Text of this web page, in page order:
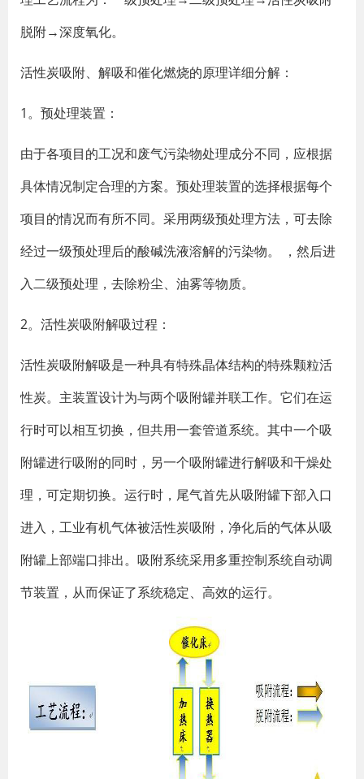
脱附→深度氧化。
活性炭吸附、解吸和催化燃烧的原理详细分解：
1。预处理装置：
由于各项目的工况和废气污染物处理成分不同，应根据
具体情况制定合理的方案。预处理装置的选择根据每个
项目的情况而有所不同。采用两级预处理方法，可去除
经过一级预处理后的酸碱洗液溶解的污染物。 ，然后进
入二级预处理，去除粉尘、油雾等物质。
2。活性炭吸附解吸过程：
活性炭吸附解吸是一种具有特殊晶体结构的特殊颗粒活
性炭。主装置设计为与两个吸附罐并联工作。它们在运
行时可以相互切换，但共用一套管道系统。其中一个吸
附罐进行吸附的同时，另一个吸附罐进行解吸和干燥处
理，可定期切换。运行时，尾气首先从吸附罐下部入口
进入，工业有机气体被活性炭吸附，净化后的气体从吸
附罐上部端口排出。吸附系统采用多重控制系统自动调
节装置，从而保证了系统稳定、高效的运行。